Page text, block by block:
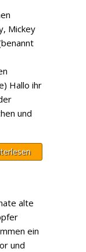
Mickey
Hallo ihr
und
alte
ein
und